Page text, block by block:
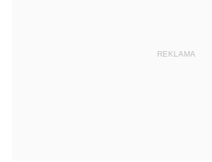
REKLAMA